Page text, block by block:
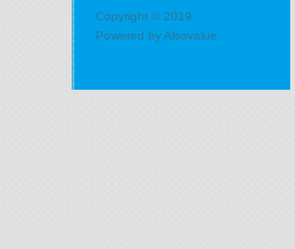
Copyright © 2019
Powered byAlsovalue